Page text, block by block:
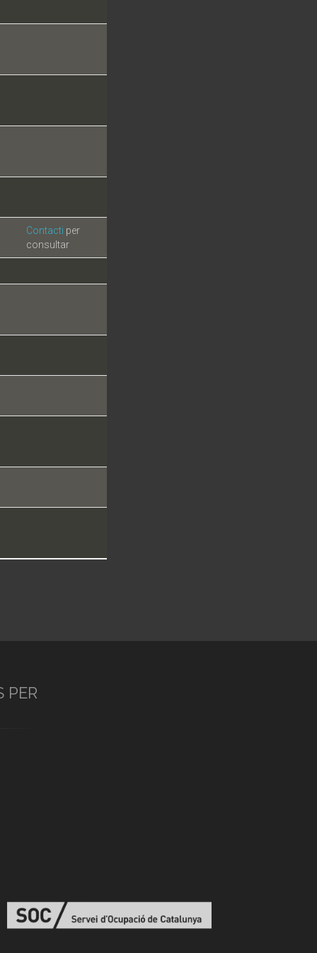
Contacti per
consultar
PER